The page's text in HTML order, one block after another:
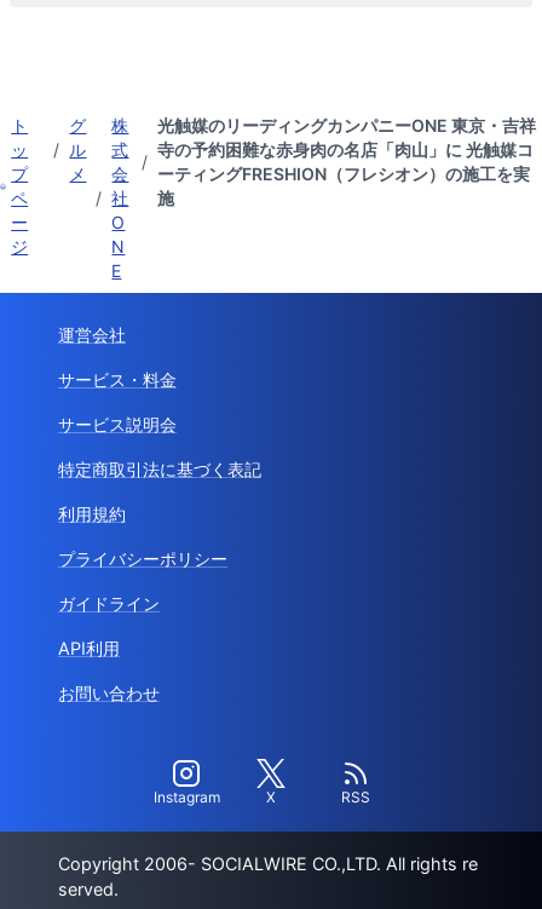
ト
ッ
プ
ペ
ー
ジ
/
グ
ル
メ
/
株
式
会
社
O
N
E
/
光触媒のリーディングカンパニーONE 東京・吉祥
寺の予約困難な赤身肉の名店「肉山」に 光触媒コ
ーティングFRESHION（フレシオン）の施工を実
施
運営会社
サービス・料金
サービス説明会
特定商取引法に基づく表記
利用規約
プライバシーポリシー
ガイドライン
API利用
お問い合わせ
Instagram X RSS
Copyright 2006- SOCIALWIRE CO.,LTD. All rights re
served.